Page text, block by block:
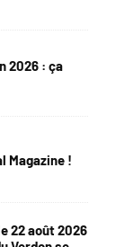
2026 : ça
Magazine !
22 août 2026